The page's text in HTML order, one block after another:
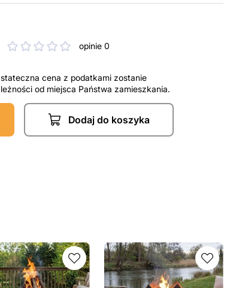
opinie 0
cena z podatkami zostanie
od miejsca Państwa zamieszkania.
Dodaj do koszyka